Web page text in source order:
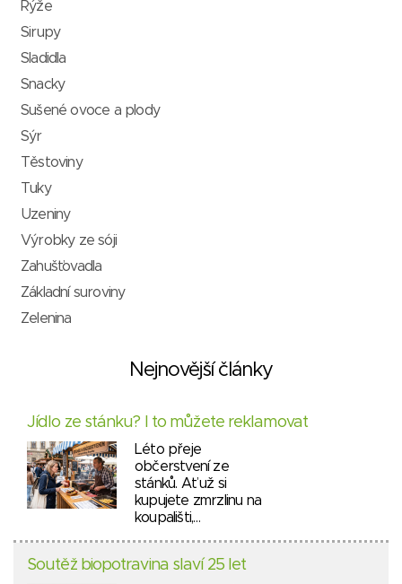
Rýže
Sirupy
Sladidla
Snacky
Sušené ovoce a plody
Sýr
Těstoviny
Tuky
Uzeniny
Výrobky ze sóji
Zahušťovadla
Základní suroviny
Zelenina
Nejnovější články
Jídlo ze stánku? I to můžete reklamovat
Léto přeje
občerstvení ze
stánků. Ať už si
kupujete zmrzlinu na
koupališti,…
Soutěž biopotravina slaví 25 let